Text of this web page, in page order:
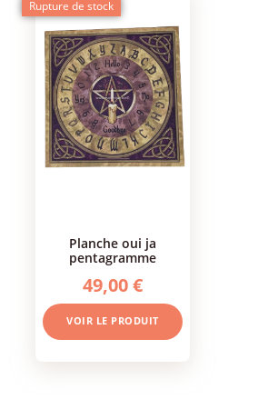
planche oui ja
pentagramme
49,00 €
VOIR LE PRODUIT
Rupture de stock